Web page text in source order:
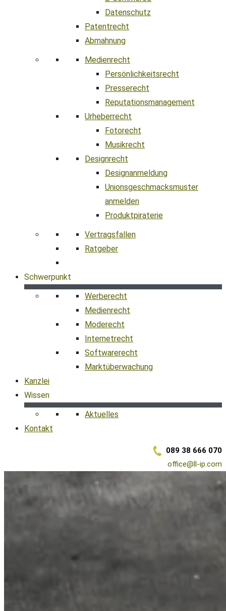
Datenschutz
Patentrecht
Abmahnung
Medienrecht
Persönlichkeitsrecht
Presserecht
Reputationsmanagement
Urheberrecht
Fotorecht
Musikrecht
Designrecht
Designanmeldung
Unionsgeschmacksmuster
anmelden
Produktpiraterie
Vertragsfallen
Ratgeber
Schwerpunkt
Werberecht
Medienrecht
Moderecht
Internetrecht
Softwarerecht
Marktüberwachung
Kanzlei
Wissen
Aktuelles
Kontakt
089 38 666 070
office@ll-ip.com